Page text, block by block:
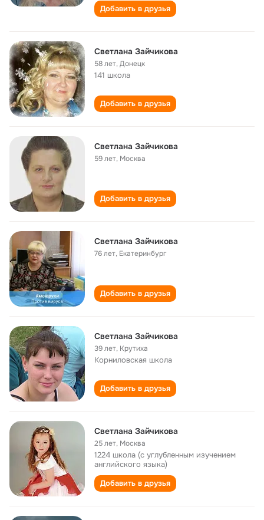
Добавить в друзья
Светлана Зайчикова
58 лет,Донецк
141 школа
Добавить в друзья
Светлана Зайчикова
59 лет, Москва
Добавить в друзья
Светлана Зайчикова
76 лет, Екатеринбург
Добавить в друзья
Светлана Зайчикова
39 лет, Крутиха
Корниловская школа
Добавить в друзья
Светлана Зайчикова
25 лет, Москва
1224 школа (с углубленным изучением
английского языка)
Добавить в друзья